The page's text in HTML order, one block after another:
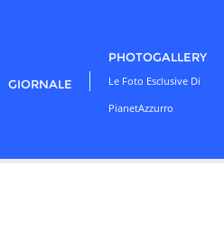
GIORNALE
PHOTOGALLERY
Le Foto Esclusive Di
PianetAzzurro